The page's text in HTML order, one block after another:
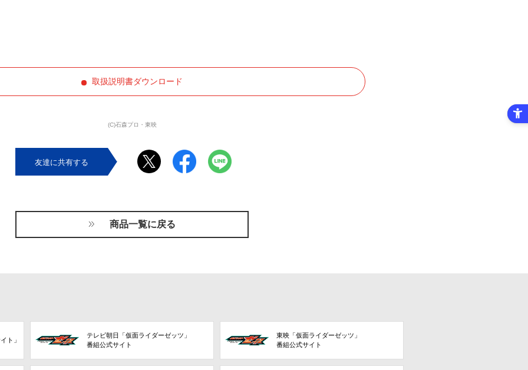
取扱説明書ダウンロード
(C)石森プロ・東映
友達に共有する
商品一覧に戻る
ト」
テレビ朝日「仮面ライダーゼッツ」
番組公式サイト
東映「仮面ライダーゼッツ」
番組公式サイト